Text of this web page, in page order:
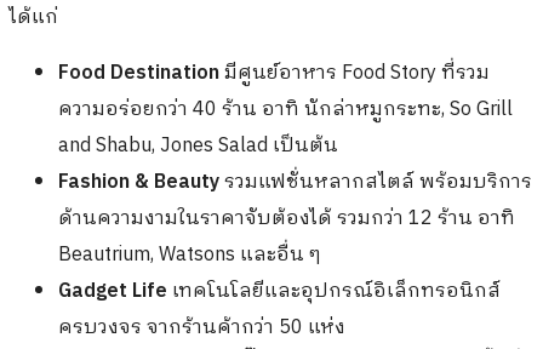
ได้แก่
Food Destinationมีศูนย์อาหาร Food Story ที่รวม
ความอร่อยกว่า 40 ร้าน อาทิ นักล่าหมูกระทะ, So Grill
and Shabu, Jones Salad เป็นต้น
Fashion & Beautyรวมแฟชั่นหลากสไตล์ พร้อมบริการ
ด้านความงามในราคาจับต้องได้ รวมกว่า 12 ร้าน อาทิ
Beautrium, Watsons และอื่น ๆ
Gadget Life เทคโนโลยีและอุปกรณ์อิเล็กทรอนิกส์
ครบวงจร จากร้านค้ากว่า 50 แห่ง